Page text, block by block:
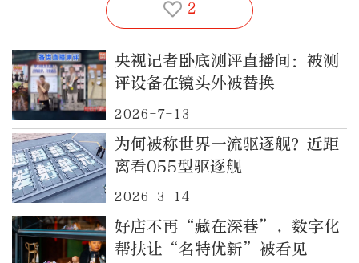
2
央视记者卧底测评直播间：被测
评设备在镜头外被替换
2026-7-13
为何被称世界一流驱逐舰？近距
离看055型驱逐舰
2026-3-14
好店不再“藏在深巷”，数字化
帮扶让“名特优新”被看见